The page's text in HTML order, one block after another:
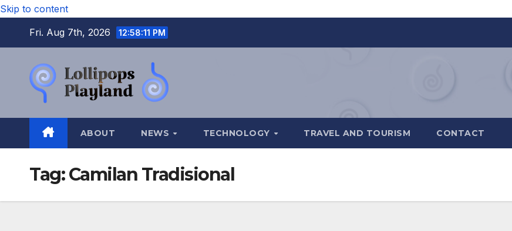
Skip to content
Fri. Aug 7th, 2026
12:58:12 PM
ABOUT NEWS TECHNOLOGY TRAVEL AND TOURISM CONTACT
Tag:Camilan Tradisional